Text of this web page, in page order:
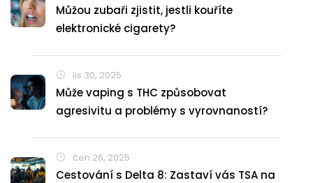
Můžou zubaři zjistit, jestli kouříte
elektronické cigarety?
lis 30, 2025
Může vaping s THC způsobovat
agresivitu a problémy s vyrovnaností?
čen 26, 2025
Cestování s Delta 8: Zastaví vás TSA na